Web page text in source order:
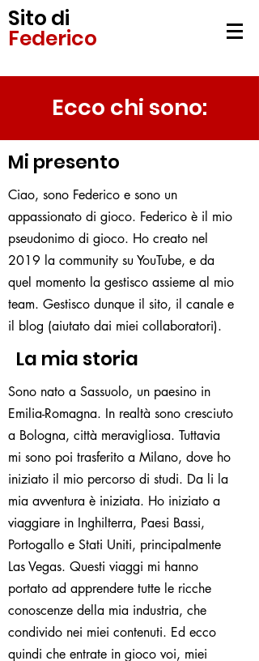
Sito di
Federico
La mia storia
Mi presento
Ciao, sono Federico e sono un
appassionato di gioco. Federico è il mio
pseudonimo di gioco. Ho creato nel
2019 la community su YouTube, e da
quel momento la gestisco assieme al mio
team. Gestisco dunque il sito, il canale e
il blog (aiutato dai miei collaboratori).
Sono nato a Sassuolo, un paesino in
Emilia-Romagna. In realtà sono cresciuto
a Bologna, città meravigliosa. Tuttavia
mi sono poi trasferito a Milano, dove ho
iniziato il mio percorso di studi. Da li la
mia avventura è iniziata. Ho iniziato a
viaggiare in Inghilterra, Paesi Bassi,
Portogallo e Stati Uniti, principalmente
Las Vegas. Questi viaggi mi hanno
portato ad apprendere tutte le ricche
conoscenze della mia industria, che
condivido nei miei contenuti. Ed ecco
quindi che entrate in gioco voi, miei
Ecco chi sono: